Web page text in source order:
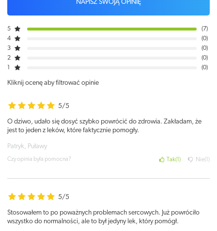
NAPISZ SWOJĄ OPINIĘ
5
7
4
0
3
0
2
0
0
Kliknij ocenę aby filtrować opinie
5/5
O dziwo, udało się dosyć szybko powrócić do zdrowia. Zakładam, że
jest to jeden z leków, które faktycznie pomogły.
Patryk, Puławy
Czy opinia była pomocna? Tak 1 Nie
5/5
Stosowałem to po poważnych problemach sercowych. Już powróciło
wszystko do normalności, ale to był jedyny lek, który pomógł.